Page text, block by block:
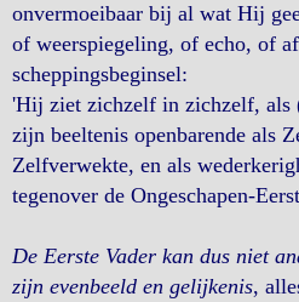
onvermoeibaar bij al wat Hij
of weerspiegeling, of echo, of
scheppingsbeginsel:
'Hij ziet zichzelf in zichzelf, als
zijn beeltenis openbarende als
Zelfverwekte, en als
tegenover de Ongeschapen-
De Eerste Vader kan dus niet
zijn evenbeeld en gelijkenis,